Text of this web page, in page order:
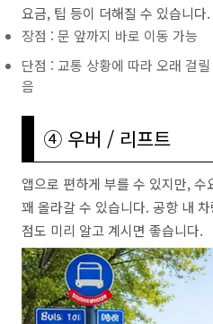
요금, 팁 등이 더해질 수 있습니다.
장점 : 문 앞까지 바로 이동 가능
단점 : 교통 상황에 따라 오래 걸
음
④ 우버 / 리프트
앱으로 편하게 부를 수 있지만, 수
꽤 올라갈 수 있습니다. 공항 내
점도 미리 알고 계시면 좋습니다.